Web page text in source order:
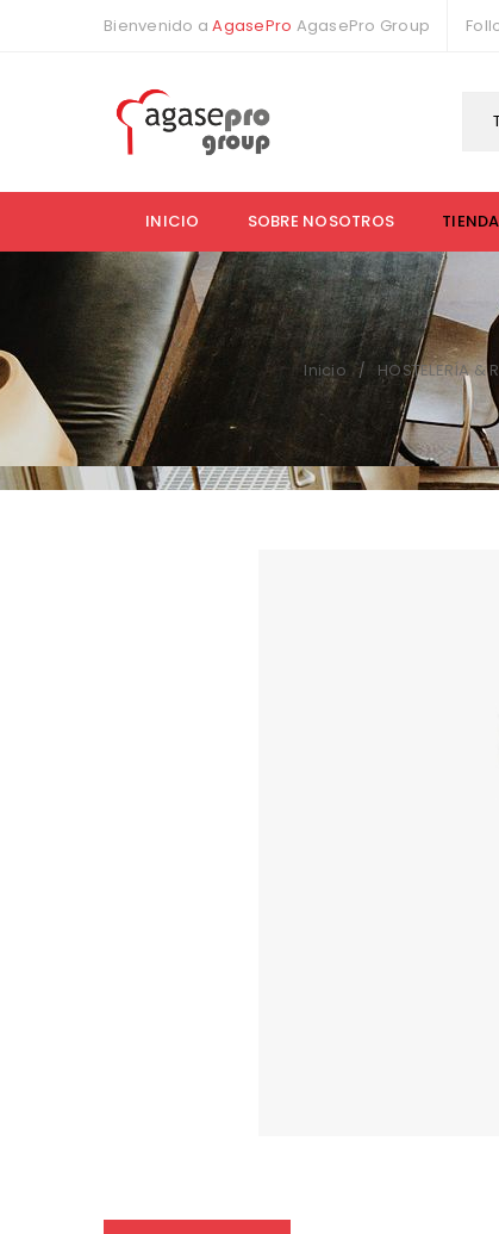
Bienvenido aAgasePro AgasePro Group
INICIO SOBRE NOSOTROS TIENDA
Inicio / HOSTELERÍA &